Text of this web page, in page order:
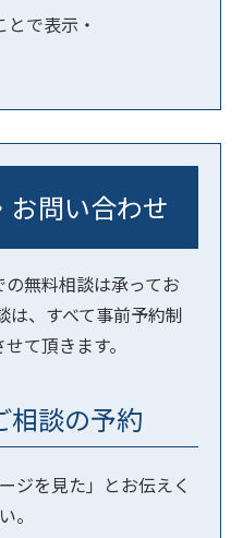
で表示・
お問い合わせ
無料相談は承ってお
は、すべて事前予約制
て頂きます。
相談の予約
ジを見た」とお伝えく
。